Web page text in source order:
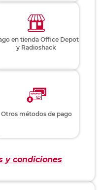
en tienda Office Depot
y Radioshack
Otros métodos de pago
y condiciones